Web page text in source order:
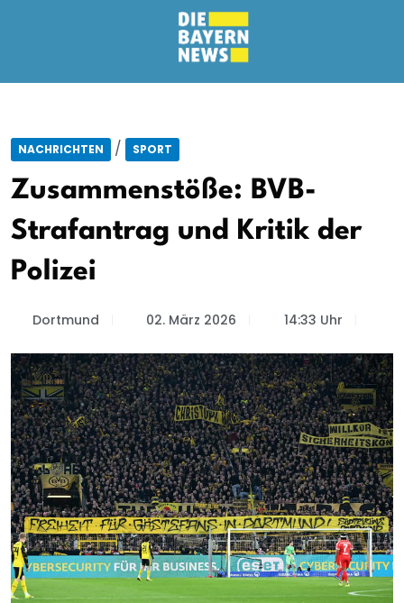
NACHRICHTEN / SPORT
Zusammenstöße: BVB-
Strafantrag und Kritik der
Polizei
Dortmund 02. März 2026 14:33 Uhr